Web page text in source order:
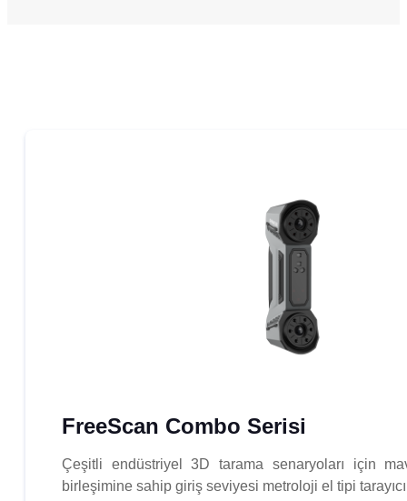
FreeScan Combo Serisi
Çeşitli endüstriyel 3D tarama senaryoları için
birleşimine sahip giriş seviyesi metroloji el tipi